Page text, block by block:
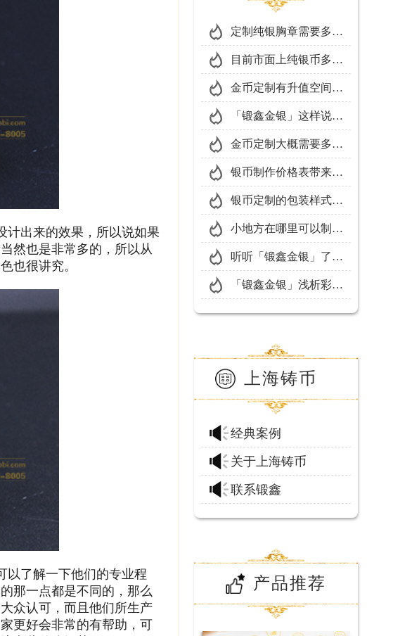
计出来的效果，所以说如果
然也是非常多的，所以从
也很讲究。
以了解一下他们的专业程
那一点都是不同的，那么
众认可，而且他们所生产
更好会非常的有帮助，可
定制纯银胸章需要多少
钱？「锻鑫金银」是这
样回答的
目前市面上纯银币多少
钱1克？一起来和「锻
鑫金银」了解一下吧！
金币定制有升值空间
吗？
「锻鑫金银」这样说金
币银币定制的意义
金币定制大概需要多长
时间？
银币制作价格表带来的
参考价值听听「锻鑫金
银」的有关建议
银币定制的包装样式该
怎么选择？
小地方在哪里可以制作
徽章？「锻鑫金银」的
建议是这样
听听「锻鑫金银」了解
下制造银币生产商如何
选择？
「锻鑫金银」浅析彩银
币市场价格
上海铸币
经典案例
关于上海铸币
联系锻鑫
产品推荐